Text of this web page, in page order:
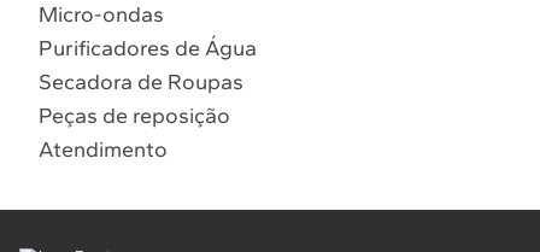
Micro-ondas
Purificadores de Água
Secadora de Roupas
Peças de reposição
Atendimento